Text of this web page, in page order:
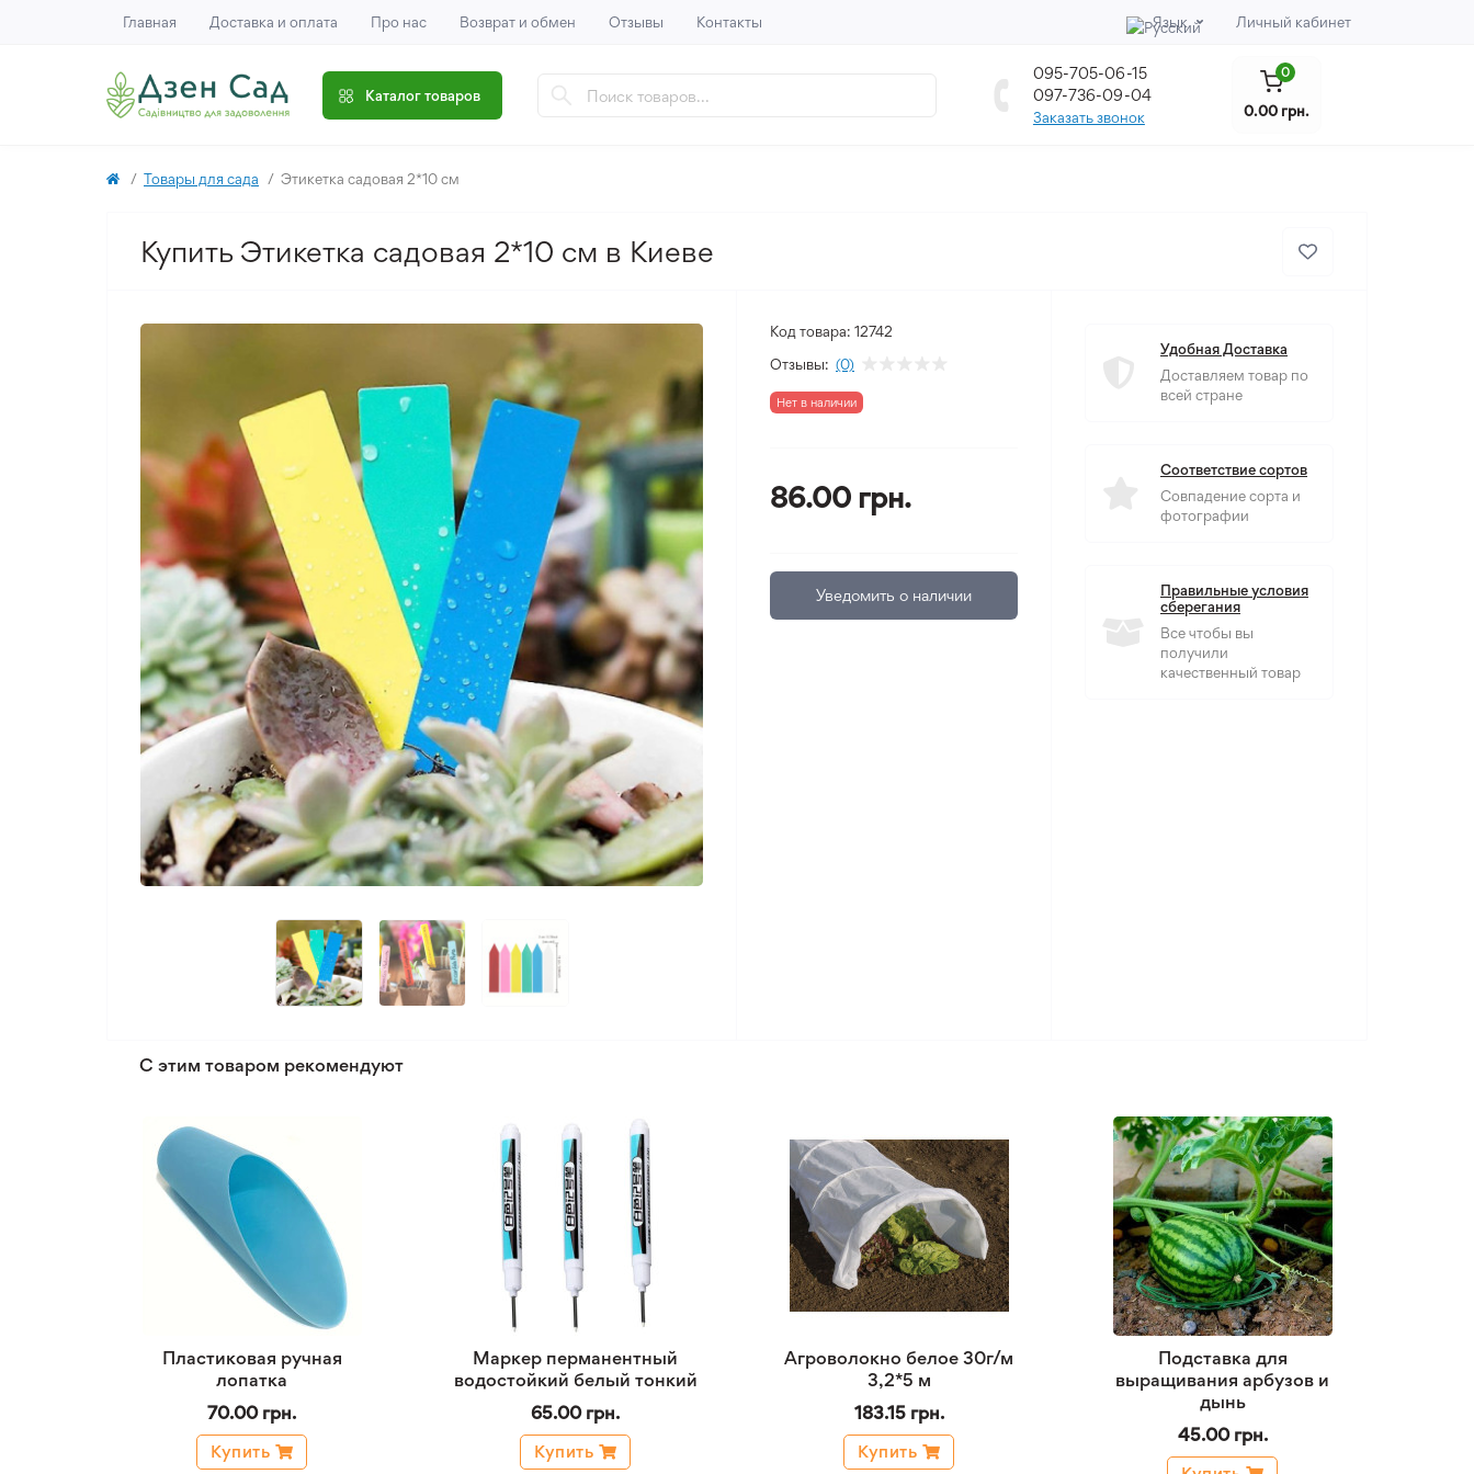
Главная Доставка и оплата Про нас Возврат и обмен Отзывы Контакты Язык Личный кабинет
Каталог товаров
095-705-06-15
097-736-09-04
Заказать звонок
0
0.00 грн.
Товары для сада Этикетка садовая 2*10 см
Купить Этикетка садовая 2*10 см в Киеве
Код товара: 12742
Отзывы: (0)
Нет в наличии
86.00 грн.
Уведомить о наличии
Удобная Доставка
Доставляем товар по
всей стране
Соответствие сортов
Совпадение сорта и
фотографии
Правильные условия
сберегания
Все чтобы вы
получили
качественный товар
С этим товаром рекомендуют
Пластиковая ручная
лопатка
70.00 грн.
Купить
Маркер перманентный
водостойкий белый тонкий
65.00 грн.
Купить
Агроволокно белое 30г/м
3,2*5 м
183.15 грн.
Купить
Подставка для
выращивания арбузов и
дынь
45.00 грн.